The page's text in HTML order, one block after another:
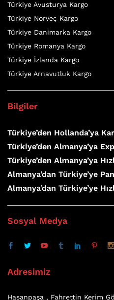
Türkiye Avusturya Kargo
Türkiye Norveç Kargo
Türkiye Danimarka Kargo
Türkiye Romanya Kargo
Türkiye İzlanda Kargo
Türkiye Arnavutluk Kargo
Bilgiler
Türkiye’den Hollanda’ya
Türkiye’den Almanya’ya
Türkiye’den Almanya’ya
Almanya’dan Türkiye’ye
Almanya’dan Türkiye’ye
Sosyal Medya
Adresimiz
Hasanpaşa , Fahrettin Kerim